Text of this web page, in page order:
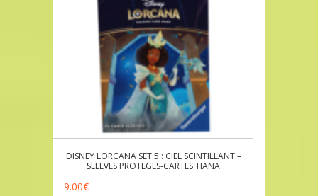
DISNEY LORCANA SET 5 : CIEL SCINTILLANT –
SLEEVES PROTEGES-CARTES TIANA
9.00€